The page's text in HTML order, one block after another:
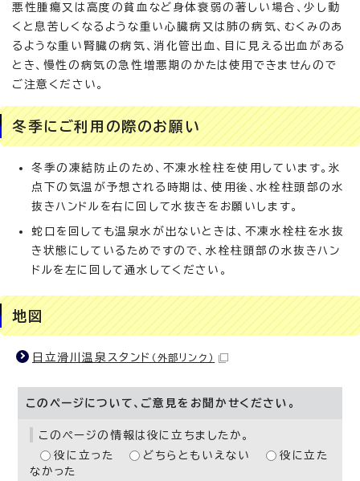
悪性腫瘍又は高度の貧血など身体衰弱の著しい場合、少し動
くと息苦しくなるような重い心臓病又は肺の病気、むくみのあ
るような重い腎臓の病気、消化管出血、目に見える出血がある
とき、慢性の病気の急性増悪期のかたは使用できませんので
ご注意ください。
冬季にご利用の際のお願い
冬季の凍結防止のため、不凍水栓柱を使用しています。氷
点下の気温が予想される時期は、使用後、水栓柱頭部の水
抜きハンドルを右に回して水抜きをお願いします。
蛇口を回しても温泉水が出ないときは、不凍水栓柱を水抜
き状態にしているためですので、水栓柱頭部の水抜きハン
ドルを左に回して通水してください。
地図
日立滑川温泉スタンド （外部リンク）
このページについて、ご意見をお聞かせください。
このページの情報は役に立ちましたか。
役に立った
どちらともいえない
役に立た
なかった